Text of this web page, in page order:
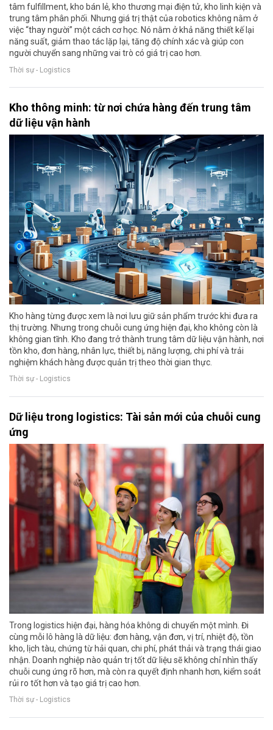
tâm fulfillment, kho bán lẻ, kho thương mại điện tử, kho linh kiện và
trung tâm phân phối. Nhưng giá trị thật của robotics không nằm ở
việc “thay người” một cách cơ học. Nó nằm ở khả năng thiết kế lại
năng suất, giảm thao tác lặp lại, tăng độ chính xác và giúp con
người chuyển sang những vai trò có giá trị cao hơn.
Thời sự - Logistics
Kho thông minh: từ nơi chứa hàng đến trung tâm
dữ liệu vận hành
Kho hàng từng được xem là nơi lưu giữ sản phẩm trước khi đưa ra
thị trường. Nhưng trong chuỗi cung ứng hiện đại, kho không còn là
không gian tĩnh. Kho đang trở thành trung tâm dữ liệu vận hành, nơi
tồn kho, đơn hàng, nhân lực, thiết bị, năng lượng, chi phí và trải
nghiệm khách hàng được quản trị theo thời gian thực.
Thời sự - Logistics
Dữ liệu trong logistics: Tài sản mới của chuỗi cung
ứng
Trong logistics hiện đại, hàng hóa không di chuyển một mình. Đi
cùng mỗi lô hàng là dữ liệu: đơn hàng, vận đơn, vị trí, nhiệt độ, tồn
kho, lịch tàu, chứng từ hải quan, chi phí, phát thải và trạng thái giao
nhận. Doanh nghiệp nào quản trị tốt dữ liệu sẽ không chỉ nhìn thấy
chuỗi cung ứng rõ hơn, mà còn ra quyết định nhanh hơn, kiểm soát
rủi ro tốt hơn và tạo giá trị cao hơn.
Thời sự - Logistics